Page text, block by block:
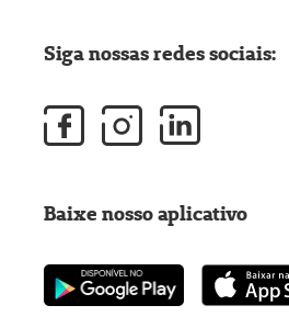
Siga nossas redes sociais:
Baixe nosso aplicativo